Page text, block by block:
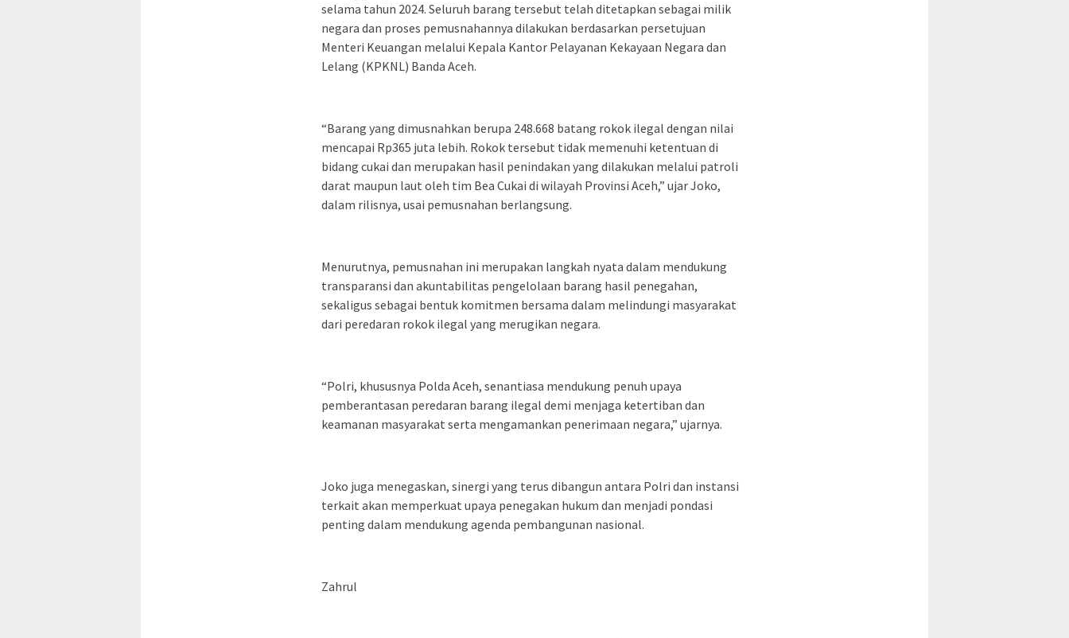
selama tahun 2024. Seluruh barang tersebut telah ditetapkan sebagai milik
negara dan proses pemusnahannya dilakukan berdasarkan persetujuan
Menteri Keuangan melalui Kepala Kantor Pelayanan Kekayaan Negara dan
Lelang (KPKNL) Banda Aceh.
“Barang yang dimusnahkan berupa 248.668 batang rokok ilegal dengan nilai
mencapai Rp365 juta lebih. Rokok tersebut tidak memenuhi ketentuan di
bidang cukai dan merupakan hasil penindakan yang dilakukan melalui patroli
darat maupun laut oleh tim Bea Cukai di wilayah Provinsi Aceh,” ujar Joko,
dalam rilisnya, usai pemusnahan berlangsung.
Menurutnya, pemusnahan ini merupakan langkah nyata dalam mendukung
transparansi dan akuntabilitas pengelolaan barang hasil penegahan,
sekaligus sebagai bentuk komitmen bersama dalam melindungi masyarakat
dari peredaran rokok ilegal yang merugikan negara.
“Polri, khususnya Polda Aceh, senantiasa mendukung penuh upaya
pemberantasan peredaran barang ilegal demi menjaga ketertiban dan
keamanan masyarakat serta mengamankan penerimaan negara,” ujarnya.
Joko juga menegaskan, sinergi yang terus dibangun antara Polri dan instansi
terkait akan memperkuat upaya penegakan hukum dan menjadi pondasi
penting dalam mendukung agenda pembangunan nasional.
Zahrul